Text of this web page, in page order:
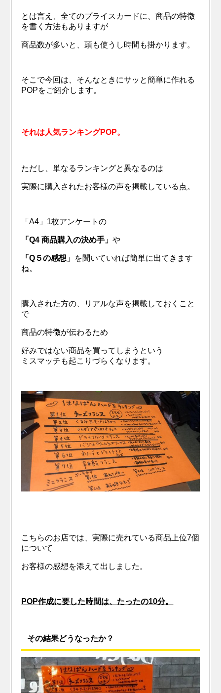
とは言え、全てのプライスカードに、商品の特徴
を書く方法もありますが
商品数が多いと、頭も使うし時間も掛かります。
そこで今回は、そんなときにサッと簡単に作れる
POPをご紹介します。
それは人気ランキングPOP。
ただし、単なるランキングと異なるのは
実際に購入されたお客様の声を掲載している点。
「A4」1枚アンケートの
「Q4 商品購入の決め手」や
「Q５の感想」 を聞いていれば簡単に出てきます
ね。
購入された方の、リアルな声を掲載しておくこと
で
商品の特徴が伝わるため
好みではない商品を買ってしまうという
ミスマッチも起こりづらくなります。
こちらのお店では、実際に売れている商品上位7個
について
お客様の感想を添えて出しました。
POP作成に要した時間は、たったの10分。
その結果どうなったか？